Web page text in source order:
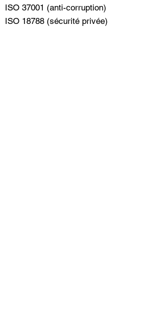
ISO 37001 (anti-corruption)
ISO 18788 (sécurité privée)